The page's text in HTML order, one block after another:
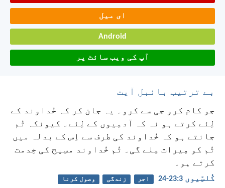
ای میل
Android
آپ کی ویب سائٹ پر
بے ترتیب بائبل آیت
جو کام کرو جی سے کرو۔ یہ جان کر کہ خُداوند کے
لِئے کرتے ہو نہ کہ آدمِیوں کے لِئے۔ کیونکہ تُم
جانتے ہو کہ خُداوند کی طرف سے اِس کے بدلہ میں
تُم کو مِیراث مِلے گی۔ تُم خُداوند مسِیح کی خِدمت
کرتے ہو۔
کُلسِّیوں 3:‏23-‏24 اجر زندگی وصول کرنا